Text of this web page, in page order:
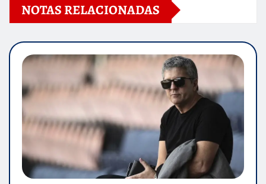
NOTAS RELACIONADAS